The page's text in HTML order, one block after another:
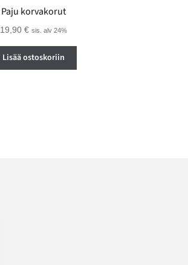
Paju korvakorut
19,90 € sis. alv 24%
Lisää ostoskoriin